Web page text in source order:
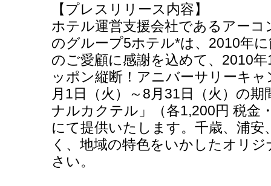
【プレスリリース内容】
ホテル運営支援会社であるアー
のグループ5ホテル*は、2010年
のご愛顧に感謝を込めて、2010
ッポン縦断！アニバーサリーキ
月1日（火）～8月31日（火）の
ナルカクテル」（各1,200円 税金
にて提供いたします。千歳、浦安
く、地域の特色をいかしたオリ
さい。